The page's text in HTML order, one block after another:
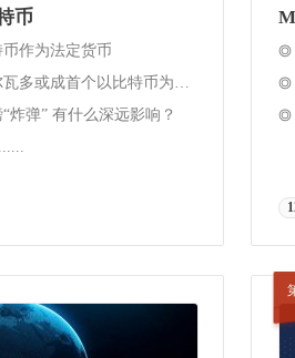
币
作为法定货币
打响历史第一枪！萨尔瓦多或成首个以比特币为法定货币的主权国家
炸弹” 有什么深远影响？
......